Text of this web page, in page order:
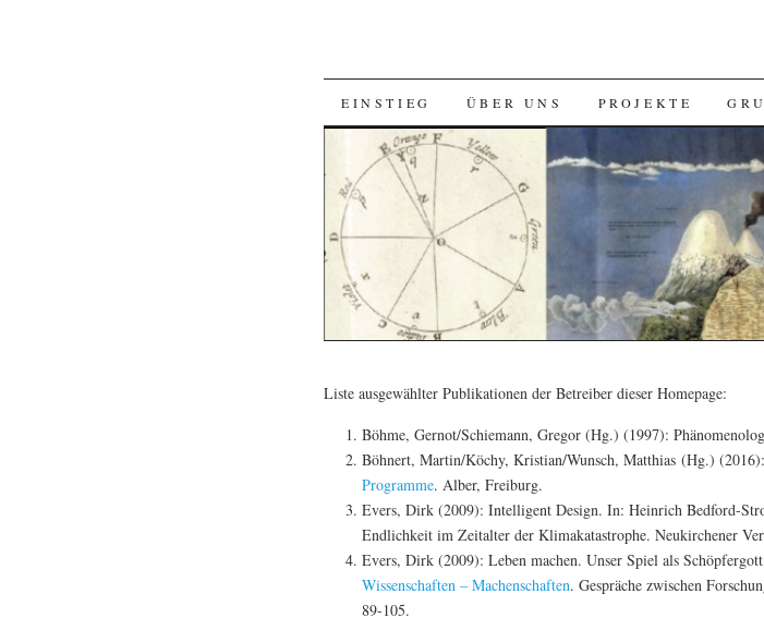
SKIP
CONTENT
EINSTIEG ÜBER UNS PROJEKTE
Liste ausgewählter Publikationen der Betreiber dieser Homepage:
Böhme, Gernot/Schiemann, Gregor (Hg.) (1997):
Böhnert, Martin/Köchy, Kristian/Wunsch, Matthias (Hg.) (2016):
Programme. Alber, Freiburg.
Evers, Dirk (2009): Intelligent Design. In: Heinrich Bedford-
Endlichkeit im Zeitalter der Klimakatastrophe. Neukirchener
Evers, Dirk (2009): Leben machen. Unser Spiel als
Wissenschaften – Machenschaften. Gespräche zwischen
89-105.